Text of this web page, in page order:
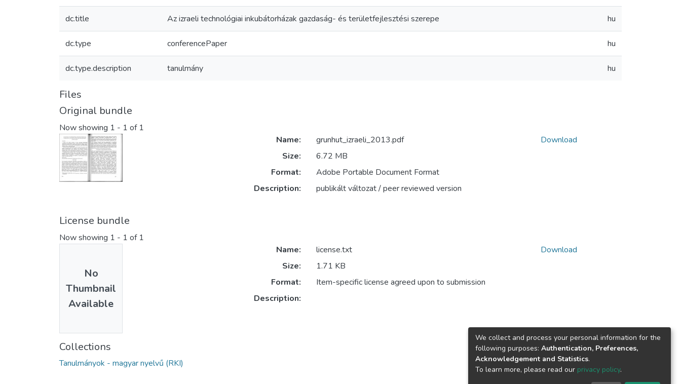
dc.title Az izraeli technológiai inkubátorházak gazdaság- és területfejlesztési szerepe hu
dc.type conferencePaper hu
dc.type.description tanulmány hu
Files
Original bundle
Now showing 1 - 1 of 1
Name:
grunhut_izraeli_2013.pdf
Size:
6.72 MB
Format:
Adobe Portable Document Format
Description:
publikált változat / peer reviewed version
Download
License bundle
Now showing 1 - 1 of 1
No
Thumbnail
Available
Name:
license.txt
Size:
1.71 KB
Format:
Item-specific license agreed upon to submission
Description:
Download
Collections
Tanulmányok - magyar nyelvű (RKI)
We collect and process your personal information for the
following purposes: Authentication, Preferences,
Acknowledgement and Statistics.
To learn more, please read our privacy policy.